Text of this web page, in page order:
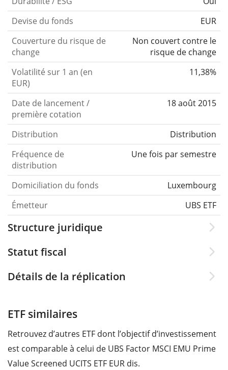
Devise du fonds
EUR
Couverture du risque de
change
Non couvert contre le
risque de change
Volatilité sur 1 an (en
EUR)
11,38%
Date de lancement /
première cotation
18 août 2015
Distribution
Distribution
Fréquence de
distribution
Une fois par semestre
Domiciliation du fonds
Luxembourg
Émetteur
UBS ETF
Structure juridique
Statut fiscal
Détails de la réplication
ETF similaires
Retrouvez d’autres ETF dont l’objectif d’investissement
est comparable à celui de UBS Factor MSCI EMU Prime
Value Screened UCITS ETF EUR dis.